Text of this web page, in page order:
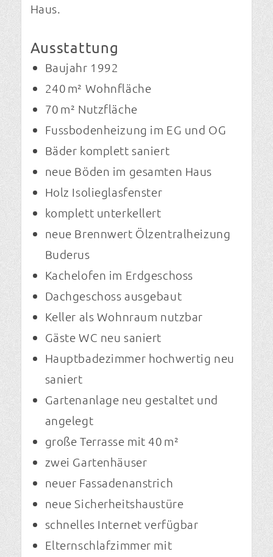
Haus.
Ausstattung
Baujahr 1992
240 m² Wohnfläche
70 m² Nutzfläche
Fussbodenheizung im EG und OG
Bäder komplett saniert
neue Böden im gesamten Haus
Holz Isolieglasfenster
komplett unterkellert
neue Brennwert Ölzentralheizung
Buderus
Kachelofen im Erdgeschoss
Dachgeschoss ausgebaut
Keller als Wohnraum nutzbar
Gäste WC neu saniert
Hauptbadezimmer hochwertig neu
saniert
Gartenanlage neu gestaltet und
angelegt
große Terrasse mit 40 m²
zwei Gartenhäuser
neuer Fassadenanstrich
neue Sicherheitshaustüre
schnelles Internet verfügbar
Elternschlafzimmer mit